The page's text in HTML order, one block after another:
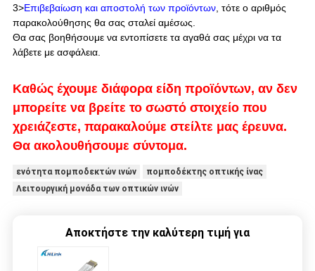
3>Επιβεβαίωση και αποστολή των προϊόντων, τότε ο αριθμός
παρακολούθησης θα σας σταλεί αμέσως.
Θα σας βοηθήσουμε να εντοπίσετε τα αγαθά σας μέχρι να τα
λάβετε με ασφάλεια.
Καθώς έχουμε διάφορα είδη προϊόντων, αν δεν
μπορείτε να βρείτε το σωστό στοιχείο που
χρειάζεστε, παρακαλούμε στείλτε μας έρευνα.
Θα ακολουθήσουμε σύντομα.
ενότητα πομποδεκτών ινών
πομποδέκτης οπτικής ίνας
Λειτουργική μονάδα των οπτικών ινών
Αποκτήστε την καλύτερη τιμή για